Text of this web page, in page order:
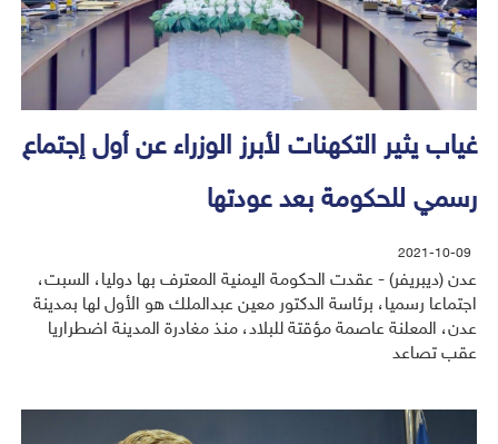
غياب يثير التكهنات لأبرز الوزراء عن أول إجتماع
رسمي للحكومة بعد عودتها
2021-10-09
عدن (ديبريفر) - عقدت الحكومة اليمنية المعترف بها دوليا، السبت،
اجتماعا رسميا، برئاسة الدكتور معين عبدالملك هو الأول لها بمدينة
عدن، المعلنة عاصمة مؤقتة للبلاد، منذ مغادرة المدينة اضطراريا
عقب تصاعد